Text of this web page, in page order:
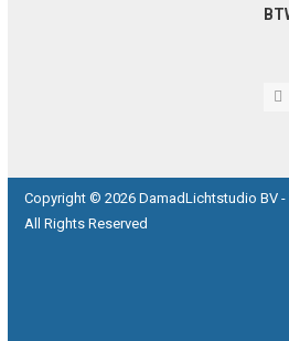
Copyright © 2026 DamadLichtstudio BV
All Rights Reserved